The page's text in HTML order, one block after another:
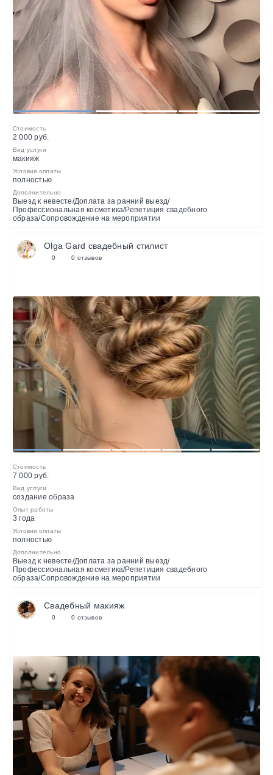
1 2 3
Стоимость
2 000 руб.
Вид услуги
макияж
Условия оплаты
полностью
Дополнительно
Выезд к невесте/Доплата за ранний выезд/
Профессиональная косметика/Репетиция свадебного
образа/Сопровождение на мероприятии
Olga Gard свадебный стилист
0 0 отзывов
1 2 3 4 5
Стоимость
7 000 руб.
Вид услуги
создание образа
Опыт работы
3 года
Условия оплаты
полностью
Дополнительно
Выезд к невесте/Доплата за ранний выезд/
Профессиональная косметика/Репетиция свадебного
образа/Сопровождение на мероприятии
Свадебный макияж
0 0 отзывов